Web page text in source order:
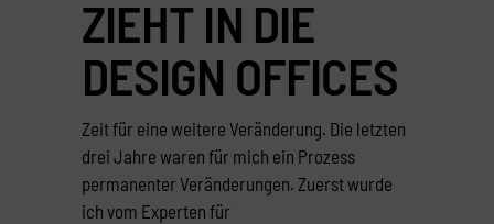
ZIEHT IN DIE
DESIGN OFFICES
Zeit für eine weitere Veränderung. Die letzten
drei Jahre waren für mich ein Prozess
permanenter Veränderungen. Zuerst wurde
ich vom Experten für